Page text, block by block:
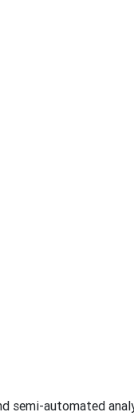
semi-automated